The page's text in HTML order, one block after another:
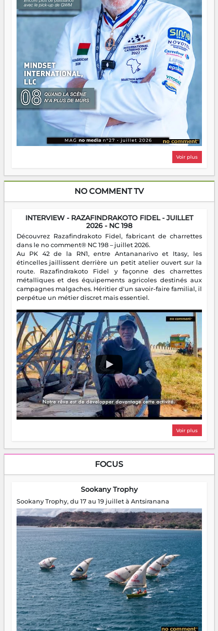
Voir plus
NO COMMENT TV
INTERVIEW - RAZAFINDRAKOTO FIDEL - JUILLET
2026 - NC 198
Découvrez Razafindrakoto Fidel, fabricant de charrettes
dans le no comment® NC 198 – juillet 2026.
Au PK 42 de la RN1, entre Antananarivo et Itasy, les
étincelles jaillissent derrière un petit atelier ouvert sur la
route. Razafindrakoto Fidel y façonne des charrettes
métalliques et des équipements agricoles destinés aux
campagnes malgaches. Héritier d'un savoir-faire familial, il
perpétue un métier discret mais essentiel.
Voir plus
FOCUS
Sookany Trophy
Sookany Trophy, du 17 au 19 juillet à Antsiranana